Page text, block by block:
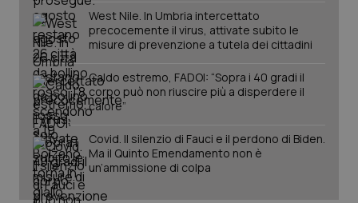
West Nile. In Umbria intercettato
precocemente il virus, attivate subito le
misure di prevenzione a tutela dei cittadini
Caldo estremo, FADOI: “Sopra i 40 gradi il
corpo può non riuscire più a disperdere il
calore”
Covid. Il silenzio di Fauci e il perdono di Biden.
Ma il Quinto Emendamento non è
un’ammissione di colpa
_ga
Google LLC
.quotidianosanita.it